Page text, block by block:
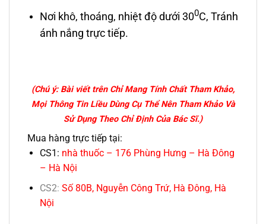
Nơi khô, thoáng, nhiệt độ dưới 300C, Tránh
ánh nắng trực tiếp.
(Chú ý: Bài viết trên Chỉ Mang Tính Chất Tham Khảo,
Mọi Thông Tin Liều Dùng Cụ Thể Nên Tham Khảo Và
Sử Dụng Theo Chỉ Định Của Bác Sĩ.)
Mua hàng trực tiếp tại:
CS1: nhà thuốc – 176 Phùng Hưng – Hà Đông
– Hà Nội
CS2: Số 80B, Nguyễn Công Trứ, Hà Đông, Hà
Nội